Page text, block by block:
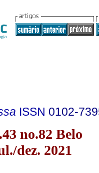
ISSN 0102-
no.82 Belo
dez. 2021